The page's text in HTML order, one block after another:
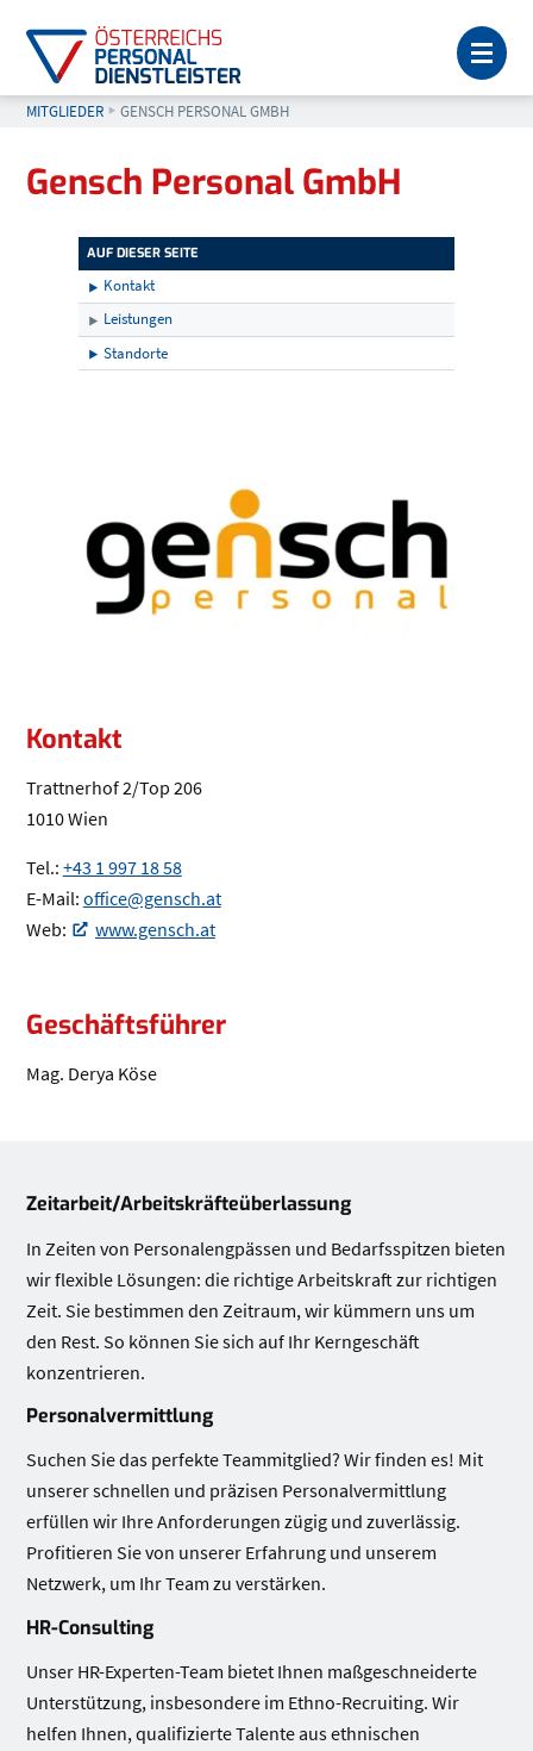
MITGLIEDER AKTUELL: GENSCH PERSONAL GMBH
GENSCH PERSONAL GMBH
Gensch Personal GmbH
AUF DIESER SEITE
Kontakt
Leistungen
Standorte
Kontakt
Trattnerhof 2/Top 206
1010 Wien
Tel.: +43 1 997 18 58(Öffnet eventuell ein Programm um die
E-Mail: office@gensch.at(Öffnet eventuell ein Programm um an
Web:
www.gensch.at
(Öffnet in einem neuen Tab oder Fenster)
Geschäftsführer
Mag. Derya Köse
Leistungen
Zeitarbeit/Arbeitskräfteüberlassung
In Zeiten von Personalengpässen und Bedarfsspitzen bieten
wir flexible Lösungen: die richtige Arbeitskraft zur richtigen
Zeit. Sie bestimmen den Zeitraum, wir kümmern uns um
den Rest. So können Sie sich auf Ihr Kerngeschäft
konzentrieren.
Personalvermittlung
Suchen Sie das perfekte Teammitglied? Wir finden es! Mit
unserer schnellen und präzisen Personalvermittlung
erfüllen wir Ihre Anforderungen zügig und zuverlässig.
Profitieren Sie von unserer Erfahrung und unserem
Netzwerk, um Ihr Team zu verstärken.
HR-Consulting
Unser HR-Experten-Team bietet Ihnen maßgeschneiderte
Unterstützung, insbesondere im Ethno-Recruiting. Wir
helfen Ihnen, qualifizierte Talente aus ethnischen